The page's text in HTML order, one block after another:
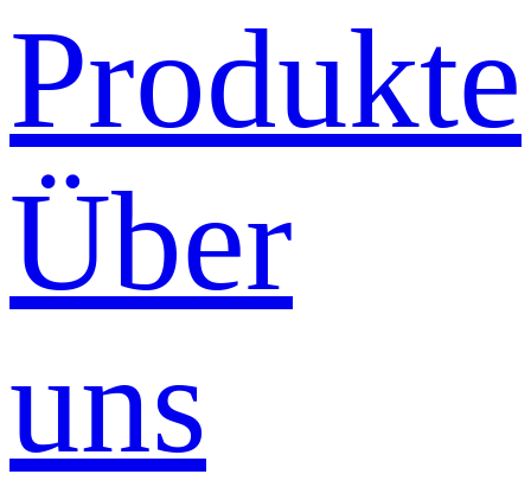
Produkte
Über
uns